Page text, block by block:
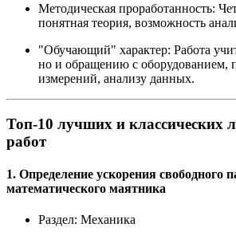
Методическая проработанность:
понятная теория, возможность
"Обучающий" характер: Работа
но и обращению с оборудованием,
измерений, анализу данных.
Топ-10 лучших и классических
работ
1. Определение ускорения свободного
математического маятника
Раздел: Механика